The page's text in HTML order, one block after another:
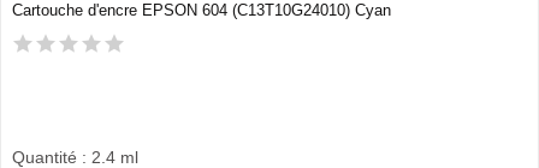
Cartouche d'encre EPSON 604 (C13T10G24010) Cyan
Quantité : 2.4 ml